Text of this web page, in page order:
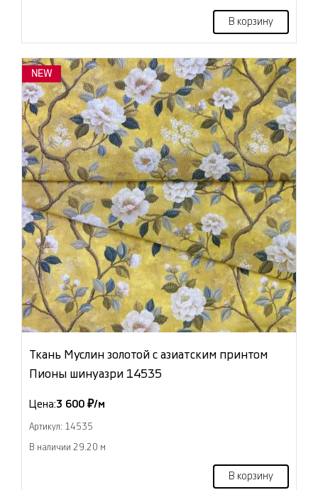
В корзину
NEW
Ткань Муслин золотой с азиатским принтом
Пионы шинуазри 14535
Цена:3 600 ₽/м
Артикул: 14535
В наличии 29.20 м
В корзину